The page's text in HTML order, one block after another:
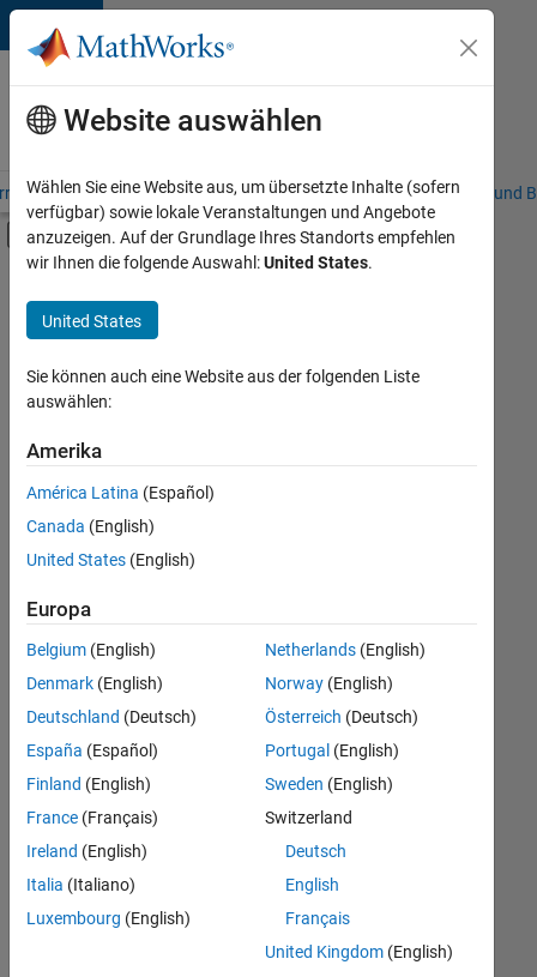
Weiter zum Inhalt
Karriere
bei
MathWorks
– Übersicht Stellensuche Niederlassungen Studierende und
Umschaltung für Off-Canvas-
Hauptinhalt
Programm für Berufseinsteiger (EDG)
Business Applications and Tools
Software Process Engineering
+2
Derzeit
es
keine
offenen
Stellen,
Ihren
Suchkriterien
entsprechen.
können
die
Suchkriterien
weiter
fassen
oder
alle
Stellenangebote
anzeigen .
Website auswählen
Wählen Sie eine Website aus, um übersetzte Inhalte (sofern
verfügbar) sowie lokale Veranstaltungen und Angebote
anzuzeigen. Auf der Grundlage Ihres Standorts empfehlen
wir Ihnen die folgende Auswahl:United States.
United States
Sie können auch eine Website aus der folgenden Liste
auswählen:
Amerika
América Latina (Español)
Canada (English)
United States (English)
Europa
Belgium (English)
Denmark (English)
Deutschland (Deutsch)
España (Español)
Finland (English)
France (Français)
Ireland (English)
Italia (Italiano)
Luxembourg (English)
Netherlands(English)
Norway(English)
Österreich (Deutsch)
Portugal (English)
Sweden (English)
Switzerland
Deutsch
English
Français
United Kingdom(English)